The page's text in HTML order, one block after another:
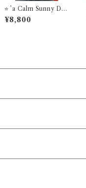
⭐️ ’a Calm Sunny Da
y’ リードディフュー
ザー STYLE OF LA
¥8,800